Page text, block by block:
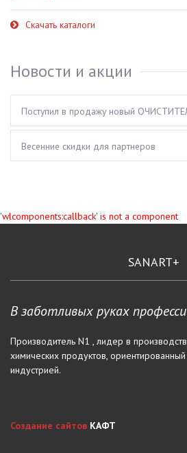
Скачать каталоги
Новости и акции
Поступил в продажу новый
Весенние скидки для партнеров
'wlcomponents:callback' is not a component
SANART+
В заботливых руках
Производитель N1 , лидер в
химических продуктов,
индустрией.
Создание сайтов КАФТ